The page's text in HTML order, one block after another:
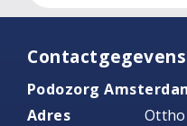
Contactgegevens
Podozorg
Adres